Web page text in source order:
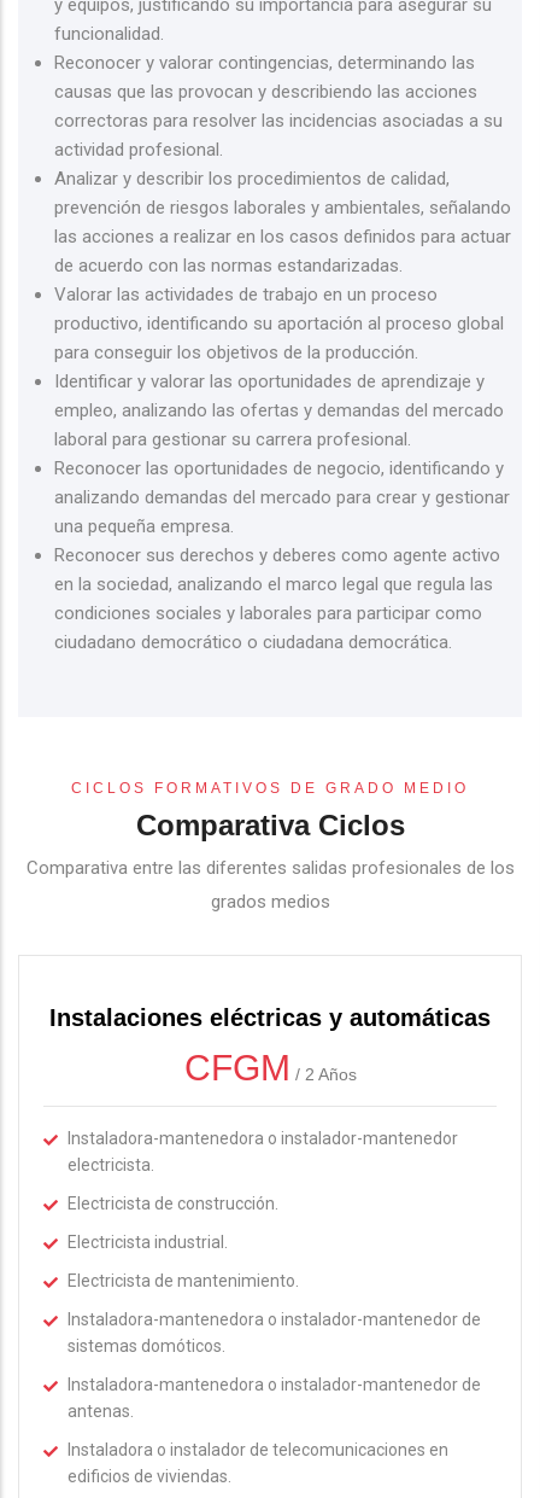
y equipos, justificando su importancia para asegurar su
funcionalidad.
Reconocer y valorar contingencias, determinando las
causas que las provocan y describiendo las acciones
correctoras para resolver las incidencias asociadas a su
actividad profesional.
Analizar y describir los procedimientos de calidad,
prevención de riesgos laborales y ambientales, señalando
las acciones a realizar en los casos definidos para actuar
de acuerdo con las normas estandarizadas.
Valorar las actividades de trabajo en un proceso
productivo, identificando su aportación al proceso global
para conseguir los objetivos de la producción.
Identificar y valorar las oportunidades de aprendizaje y
empleo, analizando las ofertas y demandas del mercado
laboral para gestionar su carrera profesional.
Reconocer las oportunidades de negocio, identificando y
analizando demandas del mercado para crear y gestionar
una pequeña empresa.
Reconocer sus derechos y deberes como agente activo
en la sociedad, analizando el marco legal que regula las
condiciones sociales y laborales para participar como
ciudadano democrático o ciudadana democrática.
CICLOS FORMATIVOS DE GRADO MEDIO
Comparativa Ciclos
Comparativa entre las diferentes salidas profesionales de los
grados medios
Instalaciones eléctricas y automáticas
CFGM / 2 Años
Instaladora-mantenedora o instalador-mantenedor
electricista.
Electricista de construcción.
Electricista industrial.
Electricista de mantenimiento.
Instaladora-mantenedora o instalador-mantenedor de
sistemas domóticos.
Instaladora-mantenedora o instalador-mantenedor de
antenas.
Instaladora o instalador de telecomunicaciones en
edificios de viviendas.